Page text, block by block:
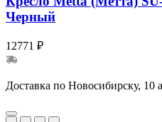
Черный
12771 ₽
Доставка по Новосибирску, 10